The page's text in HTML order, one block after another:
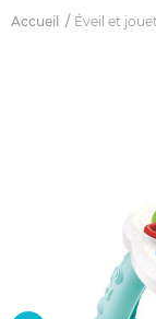
Accueil Éveil et